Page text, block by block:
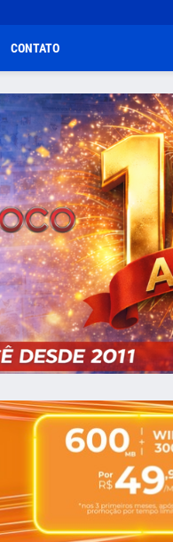
CONTATO